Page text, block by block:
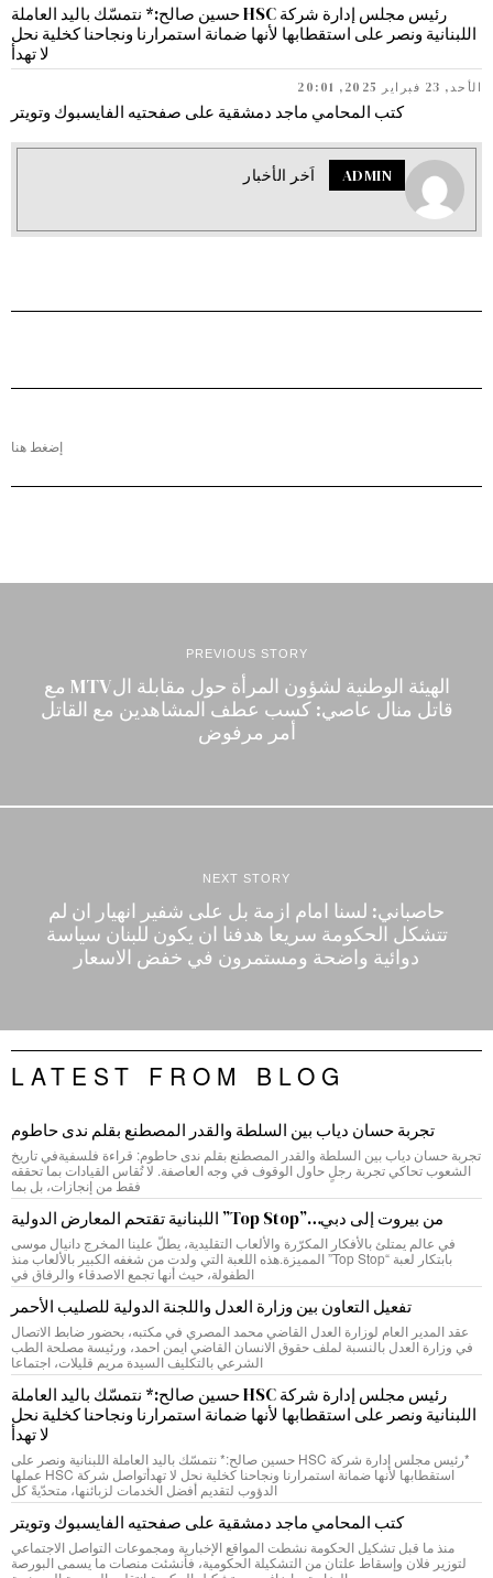
رئيس مجلس إدارة شركة HSC حسين صالح:* نتمسّك باليد العاملة
اللبنانية ونصر على استقطابها لأنها ضمانة استمرارنا ونجاحنا كخلية نحل
لا تهدأ
الأحد, 23 فبراير 2025, 20:01
كتب المحامي ماجد دمشقية على صفحتيه الفايسبوك وتويتر
ADMIN اَخر الأخبار
إضغط هنا
PREVIOUS STORY
الهيئة الوطنية لشؤون المرأة حول مقابلة الMTV مع
قاتل منال عاصي: كسب عطف المشاهدين مع القاتل
أمر مرفوض
NEXT STORY
حاصباني: لسنا امام ازمة بل على شفير انهيار ان لم
تتشكل الحكومة سريعا هدفنا ان يكون للبنان سياسة
دوائية واضحة ومستمرون في خفض الاسعار
LATEST FROM BLOG
تجربة حسان دياب بين السلطة والقدر المصطنع بقلم ندى حاطوم
تجربة حسان دياب بين السلطة والقدر المصطنع بقلم ندى حاطوم: قراءة فلسفيةفي تاريخ
الشعوب تحاكي تجربة رجلٍ حاول الوقوف في وجه العاصفة. لا تُقاس القيادات بما تحققه
فقط من إنجازات، بل بما
من بيروت إلى دبي…”Top Stop” اللبنانية تقتحم المعارض الدولية
في عالم يمتلئ بالأفكار المكرّرة والألعاب التقليدية، يطلّ علينا المخرج دانيال موسى
بابتكار لعبة “Top Stop” المميزة.هذه اللعبة التي ولدت من شغفه الكبير بالألعاب منذ
الطفولة، حيث أنها تجمع الاصدقاء والرفاق في
تفعيل التعاون بين وزارة العدل واللجنة الدولية للصليب الأحمر
عقد المدير العام لوزارة العدل القاضي محمد المصري في مكتبه، بحضور ضابط الاتصال
في وزارة العدل بالنسبة لملف حقوق الانسان القاضي ايمن احمد، ورئيسة مصلحة الطب
الشرعي بالتكليف السيدة مريم قليلات، اجتماعا
رئيس مجلس إدارة شركة HSC حسين صالح:* نتمسّك باليد العاملة
اللبنانية ونصر على استقطابها لأنها ضمانة استمرارنا ونجاحنا كخلية نحل
لا تهدأ
*رئيس مجلس إدارة شركة HSC حسين صالح:* نتمسّك باليد العاملة اللبنانية ونصر على
استقطابها لأنها ضمانة استمرارنا ونجاحنا كخلية نحل لا تهدأتواصل شركة HSC عملها
الدؤوب لتقديم أفضل الخدمات لزبائنها، متحدّيةً كل
كتب المحامي ماجد دمشقية على صفحتيه الفايسبوك وتويتر
منذ ما قبل تشكيل الحكومة نشطت المواقع الإخبارية ومجموعات التواصل الاجتماعي
لتوزير فلان وإسقاط علتان من التشكيلة الحكومية، فأنشئت منصات ما يسمى البورصة